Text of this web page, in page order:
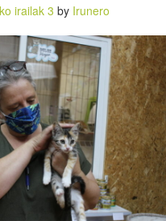
irailak 3 by Irunero